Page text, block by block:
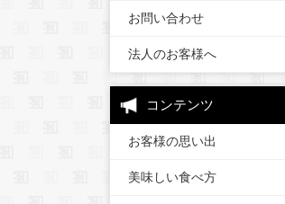
お問い合わせ
法人のお客様へ
コンテンツ
お客様の思い出
美味しい食べ方